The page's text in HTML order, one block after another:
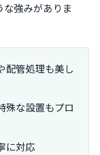
強みがありま
配管処理も美し
殊な設置もプロ
に対応